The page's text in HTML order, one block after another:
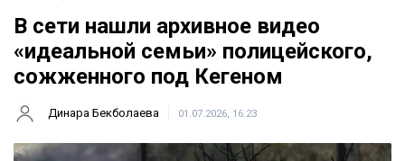
В сети нашли архивное видео
«идеальной семьи» полицейского,
сожженного под Кегеном
Динара Бекболаева 01.07.2026, 16:23